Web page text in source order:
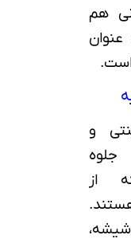
هم
و
جلوه
از